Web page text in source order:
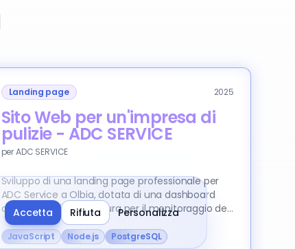
Landing page 2025
Sito Web per un'impresa di
pulizie - ADC SERVICE
perADC SERVICE
Sviluppo di una landing page professionale per
ADC Service a Olbia, dotata di una dashboard
amministrativa su misura per il monitoraggio dei
lead e un ecosistema SEO di ultima generazione.
Il sito non è solo ottimizzato per i motori di
JavaScript Node.js PostgreSQL
Accetta Rifiuta Personalizza